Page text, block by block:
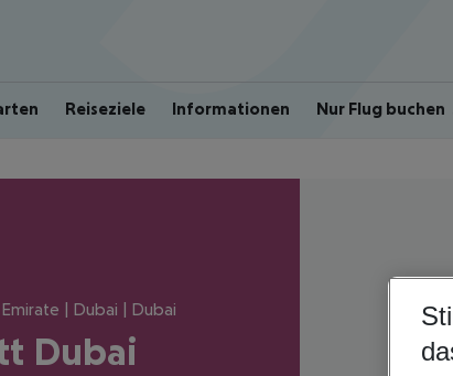
Reiseziele Informationen Nur Flug buchen
| Dubai | Dubai
Dubai